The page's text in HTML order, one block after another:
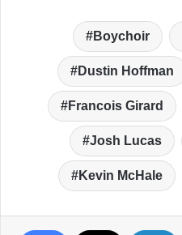
Boychoir
Dustin Hoffman
Francois Girard
Josh Lucas
Kevin McHale